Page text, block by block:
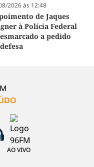
2026 às 12:48
de Jaques
à Polícia Federal
a pedido
AO VIVO